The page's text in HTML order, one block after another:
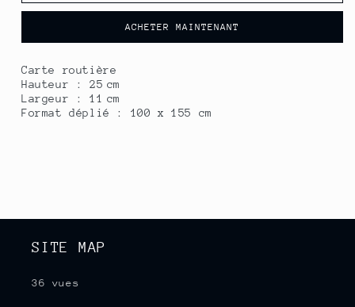
25_LISBONNE25_LISBONNE
ACHETER MAINTENANT
Carte routière
Hauteur : 25 cm
Largeur : 11 cm
Format déplié : 100 x 155 cm
SITE MAP
36 vues